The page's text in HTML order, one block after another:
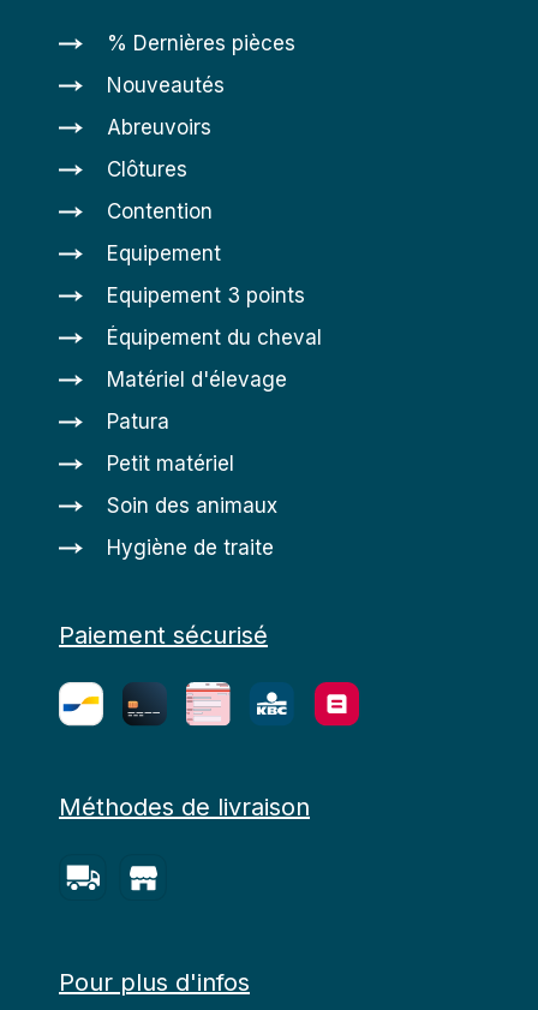
% Dernières pièces
Nouveautés
Abreuvoirs
Clôtures
Contention
Equipement
Equipement 3 points
Équipement du cheval
Matériel d'élevage
Patura
Petit matériel
Soin des animaux
Hygiène de traite
Paiement sécurisé
Méthodes de livraison
Pour plus d'infos